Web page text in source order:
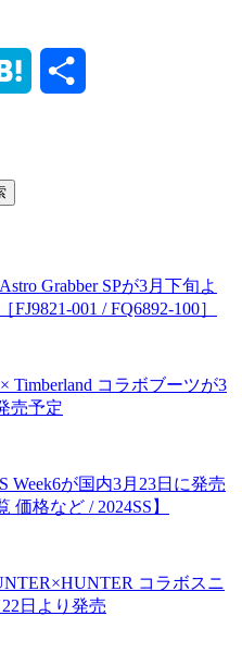
Hatena
Grabber SPが3月下旬よ
FJ9821-001 / FQ6892-100］
× Timberland コラボブーツが3
売予定
Week6が国内3月23日に発売
価格など / 2024SS】
コラボスニ
日より発売